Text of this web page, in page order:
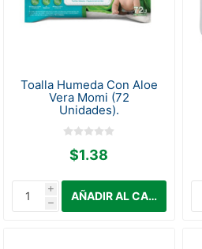
Toalla Humeda Con Aloe
Vera Momi (72
Unidades).
$1.38
i
h